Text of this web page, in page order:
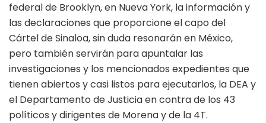
federal de Brooklyn, en Nueva York, la información y
las declaraciones que proporcione el capo del
Cártel de Sinaloa, sin duda resonarán en México,
pero también servirán para apuntalar las
investigaciones y los mencionados expedientes que
tienen abiertos y casi listos para ejecutarlos, la DEA y
el Departamento de Justicia en contra de los 43
políticos y dirigentes de Morena y de la 4T.